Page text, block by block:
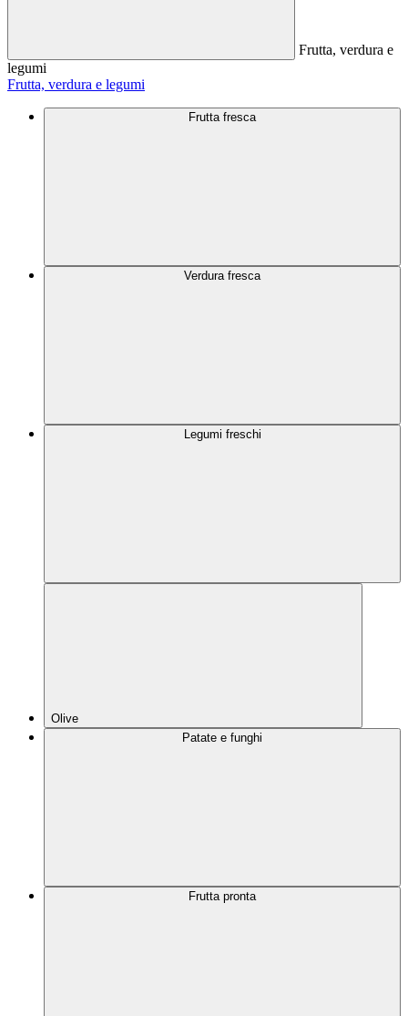
Frutta, verdura e
legumi
Frutta, verdura e legumi
Frutta fresca
Verdura fresca
Legumi freschi
Olive
Patate e funghi
Frutta pronta